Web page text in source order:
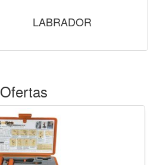
LABRADOR
Ofertas